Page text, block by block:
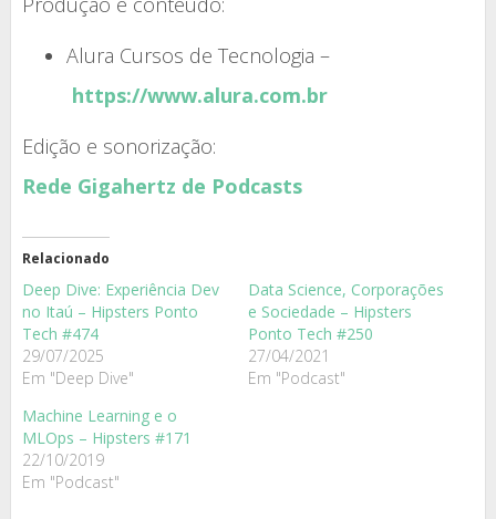
Alura Cursos de Tecnologia –
https://www.alura.com.br
Edição e sonorização:
Rede Gigahertz de Podcasts
Relacionado
Deep Dive: Experiência Dev
no Itaú – Hipsters Ponto
Tech #474
29/07/2025
Em "Deep Dive"
Data Science, Corporações
e Sociedade – Hipsters
Ponto Tech #250
27/04/2021
Em "Podcast"
Machine Learning e o
MLOps – Hipsters #171
22/10/2019
Em "Podcast"